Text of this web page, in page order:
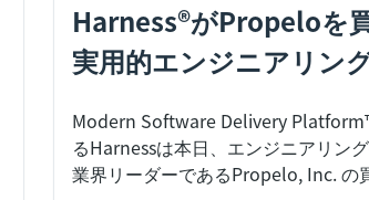
Harness®がPropeloを買
実用的エンジニアリン
ウェア デリバリー プ
ォームにもたらす
Modern Software Delivery
るHarnessは本日、エンジニアリン
業界リーダーであるPropelo, Inc. の